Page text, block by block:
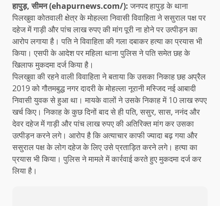
हापुड़, सीमन (ehapurnews.com/): जनपद हापुड़ के थाना
पिलखुवा कोतवाली क्षेत्र के मोहल्ला निवासी विवाहिता ने ससुराल पक्ष पर
दहेज में गाड़ी और पांच लाख रुपए की मांग पूरी ना होने पर उत्पीड़न का
आरोप लगाया है। पति ने विवाहिता की गला दबाकर हत्या का प्रयास भी
किया। एसपी के आदेश पर महिला थाना पुलिस ने पति समेत छह के
खिलाफ मुकदमा दर्ज किया है।
पिलखुवा की रहने वाली विवाहिता ने बताया कि उसका निकाह छह अप्रैल
2019 को गौतमबुद्ध नगर दादरी के मोहल्ला नूरानी मस्जिद नई आबादी
निवासी युवक से हुआ था। मायके वालों ने उसके निकाह में 10 लाख रुपए
खर्च किए। निकाह के कुछ दिनों बाद से ही पति, ससुर, सास, ननंद और
देवर दहेज में गाड़ी और पांच लाख रुपए की अतिरिक्त मांग कर उसका
उत्पीड़न करने लगे। आरोप है कि अत्याचार काफी ज्यादा बढ़ गया और
ससुराल पक्ष के लोग दहेज के लिए उसे प्रताड़ित करने लगे। हत्या का
प्रयास भी किया। पुलिस ने मामले में कार्रवाई करते हुए मुकदमा दर्ज कर
लिया है।